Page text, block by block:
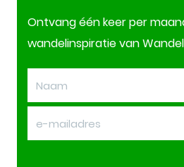
Ontvang één keer per
wandelinspiratie van